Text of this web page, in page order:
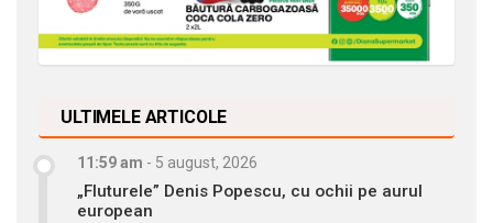
ULTIMELE ARTICOLE
11:59 am - 5 august, 2026
„Fluturele” Denis Popescu, cu ochii pe aurul
european